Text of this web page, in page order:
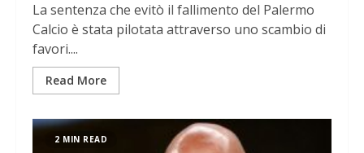
La sentenza che evitò il fallimento del Palermo
Calcio è stata pilotata attraverso uno scambio di
favori....
Read More
2 MIN READ